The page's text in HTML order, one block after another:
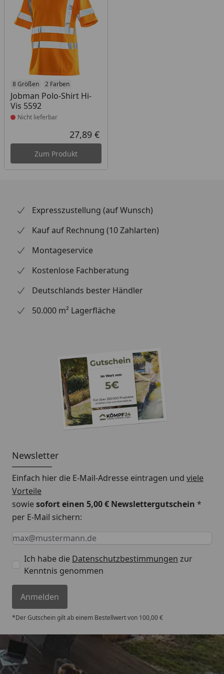
8 Größen 2 Farben
Jobman Polo-Shirt Hi-
Vis 5592
Produkt nicht lieferbar
Nicht lieferbar
Aktueller Preis
27,89 €
Zum Produkt
Expresszustellung (auf Wunsch)
Kauf auf Rechnung (10 Zahlarten)
Montageservice
Kostenlose Fachberatung
Deutschlands bester Händler
50.000 m² Lagerfläche
Newsletter
Einfach hier die E-Mail-Adresse eintragen und viele
Vorteile
sowiesofort einen 5,00 € Newslettergutschein *
per E-Mail sichern:
Keine Eingabe erforderlich
Eingabe erforderlich
E-Mail *
Ich habe die Datenschutzbestimmungen zur
Kenntnis genommen
Anmelden
*Der Gutschein gilt ab einem Bestellwert von 100,00 €